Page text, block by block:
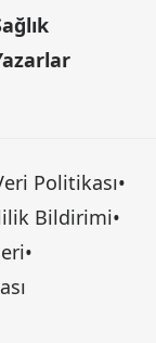
Politikası•
Bildirimi•
•